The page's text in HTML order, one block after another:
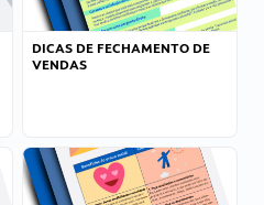
DICAS DE FECHAMENTO DE
VENDAS